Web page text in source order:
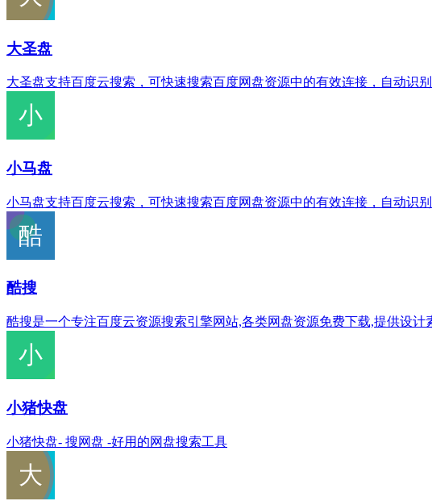
大圣盘
大圣盘支持百度云搜索，可快速搜索百度网盘资源中的有效连接，自动识
小马盘
小马盘支持百度云搜索，可快速搜索百度网盘资源中的有效连接，自动识
酷搜
酷搜是一个专注百度云资源搜索引擎网站,各类网盘资源免费下载,提供设
小猪快盘
小猪快盘- 搜网盘 -好用的网盘搜索工具